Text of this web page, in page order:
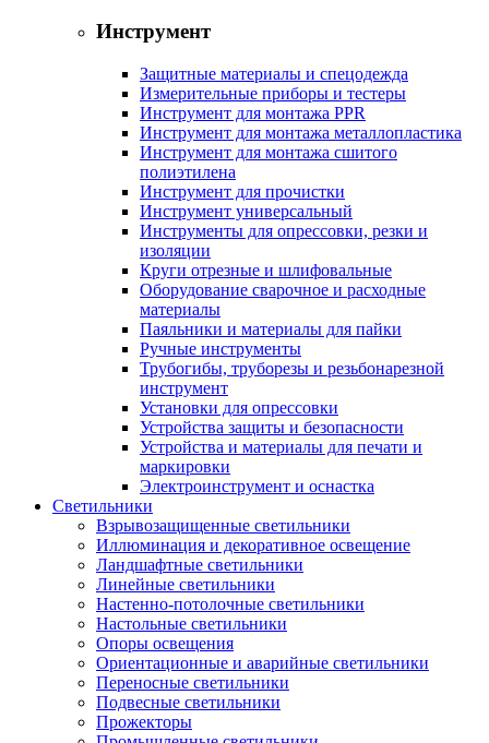
Инструмент
Защитные материалы и спецодежда
Измерительные приборы и тестеры
Инструмент для монтажа PPR
Инструмент для монтажа металлопластика
Инструмент для монтажа сшитого
полиэтилена
Инструмент для прочистки
Инструмент универсальный
Инструменты для опрессовки, резки и
изоляции
Круги отрезные и шлифовальные
Оборудование сварочное и расходные
материалы
Паяльники и материалы для пайки
Ручные инструменты
Трубогибы, труборезы и резьбонарезной
инструмент
Установки для опрессовки
Устройства защиты и безопасности
Устройства и материалы для печати и
маркировки
Электроинструмент и оснастка
Светильники
Взрывозащищенные светильники
Иллюминация и декоративное освещение
Ландшафтные светильники
Линейные светильники
Настенно-потолочные светильники
Настольные светильники
Опоры освещения
Ориентационные и аварийные светильники
Переносные светильники
Подвесные светильники
Прожекторы